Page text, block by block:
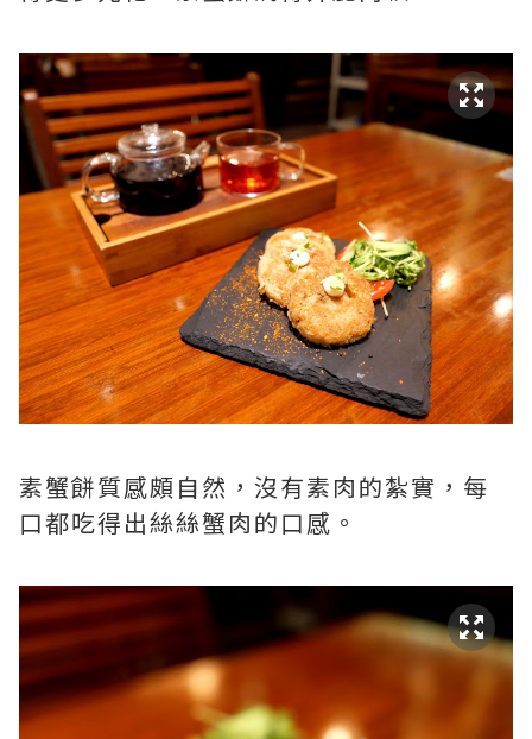
素蟹餅質感頗自然，沒有素肉的紮實，每
口都吃得出絲絲蟹肉的口感。